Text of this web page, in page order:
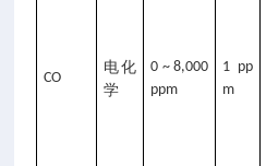
CO
电化
学
0 ~ 8,000
ppm
1 pp
m